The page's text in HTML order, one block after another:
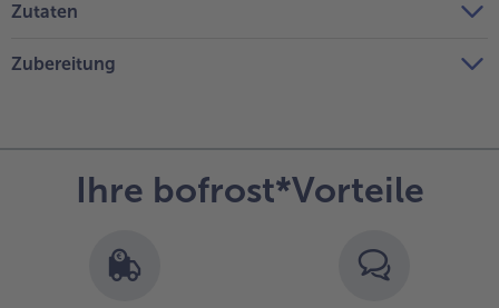
Zutaten
Zubereitung
Ihre bofrost*Vorteile